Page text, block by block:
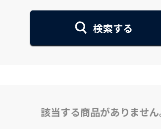
該当する商品がありませ